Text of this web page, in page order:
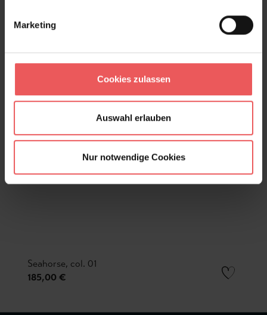
Marketing
Cookies zulassen
Auswahl erlauben
Nur notwendige Cookies
Seahorse, col. 01
185,00 €